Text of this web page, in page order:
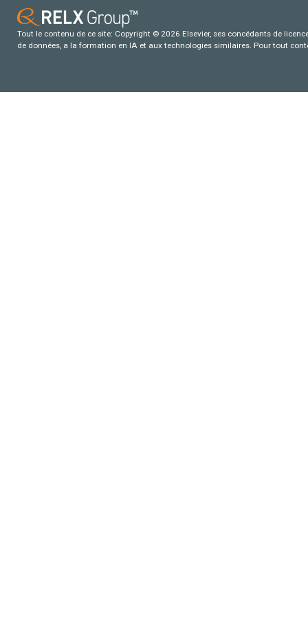
Tout le contenu de ce site: Copyright © 2026 Elsevier, ses concédants de
de données, a la formation en IA et aux technologies similaires. Pour tout